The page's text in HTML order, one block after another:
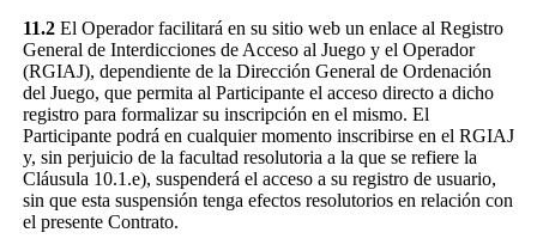
11.2 El Operador facilitará en su sitio web un enlace al Registro
General de Interdicciones de Acceso al Juego y el Operador
(RGIAJ), dependiente de la Dirección General de Ordenación
del Juego, que permita al Participante el acceso directo a dicho
registro para formalizar su inscripción en el mismo. El
Participante podrá en cualquier momento inscribirse en el RGIAJ
y, sin perjuicio de la facultad resolutoria a la que se refiere la
Cláusula 10.1.e), suspenderá el acceso a su registro de usuario,
sin que esta suspensión tenga efectos resolutorios en relación con
el presente Contrato.